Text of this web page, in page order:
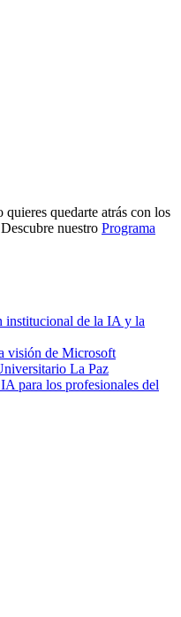
quieres quedarte atrás con los
nuestro Programa
institucional de la IA y la
visión de Microsoft
La Paz
para los profesionales del